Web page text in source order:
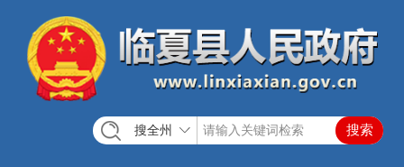
搜全州